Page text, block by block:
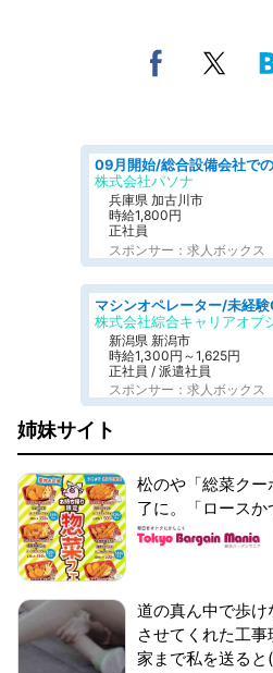
株式会社パソナ
兵庫県 加古川市
時給1,800円
正社員
スポンサー：求人ボックス
株式会社綜合キャリアオプ
新潟県 新潟市
時給1,300円～1,625円
正社員 / 派遣社員
スポンサー：求人ボックス
姉妹サイト
松のや「総菜ク
了に。「ロース
道の真ん中で歩
させてくれた工事
家まで私を送る